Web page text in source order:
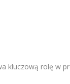
kluczową rolę w